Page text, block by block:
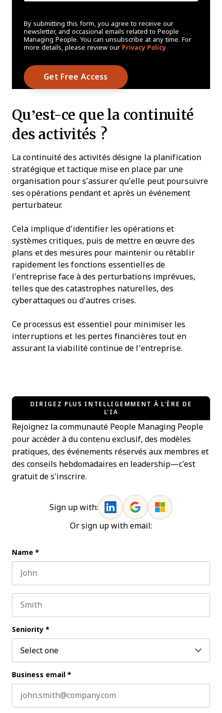
By submitting this form, you agree to receive our
newsletter, and occasional emails related to People
Managing People. You can unsubscribe at any time. For
more details, please review our Privacy Policy
Qu’est-ce que la continuité
des activités ?
La continuité des activités désigne la planification
stratégique et tactique mise en place par une
organisation pour s’assurer qu’elle peut poursuivre
ses opérations pendant et après un événement
perturbateur.
Cela implique d’identifier les opérations et
systèmes critiques, puis de mettre en œuvre des
plans et des mesures pour maintenir ou rétablir
rapidement les fonctions essentielles de
l’entreprise face à des perturbations imprévues,
telles que des catastrophes naturelles, des
cyberattaques ou d’autres crises.
Ce processus est essentiel pour minimiser les
interruptions et les pertes financières tout en
assurant la viabilité continue de l’entreprise.
DIRIGEZ PLUS INTELLIGEMMENT À L'ÈRE DE
L'IA
Rejoignez la communauté People Managing People
pour accéder à du contenu exclusif, des modèles
pratiques, des événements réservés aux membres et
des conseils hebdomadaires en leadership—c'est
gratuit de s'inscrire.
Sign up with:
Or sign up with email:
Name *
Seniority *
Business email *